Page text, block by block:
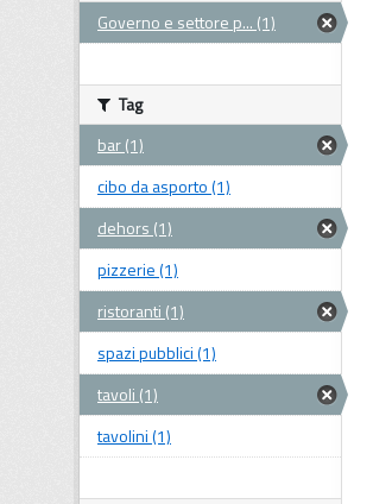
Governo e settore p... (1)
Tag
bar (1)
cibo da asporto (1)
dehors (1)
pizzerie (1)
ristoranti (1)
spazi pubblici (1)
tavoli (1)
tavolini (1)